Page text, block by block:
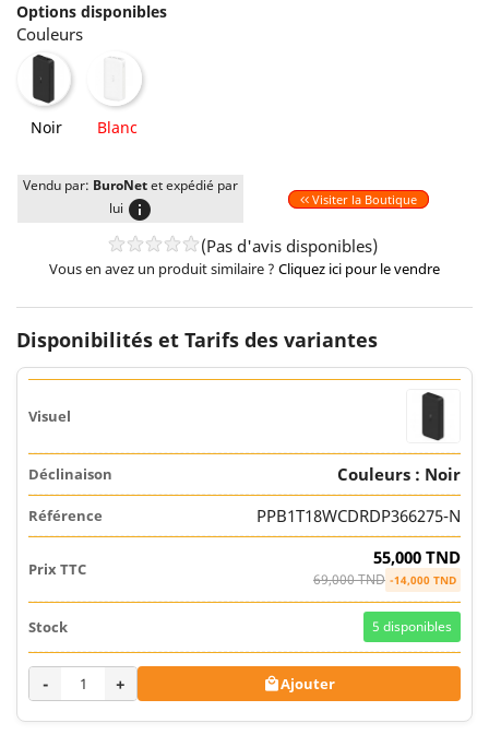
Options disponibles
Couleurs
Noir
Noir
Blanc
Blanc
Vendu par: BuroNetet expédié par
lui info Visiter la Boutique
(Pas d'avis disponibles)
Vous en avez un produit similaire ? Cliquez ici pour le vendre
Disponibilités et Tarifs des variantes
Couleurs : Noir
PPB1T18WCDRDP366275-N
55,000 TND
69,000 TND -14,000 TND
5 disponibles
- + Ajouter